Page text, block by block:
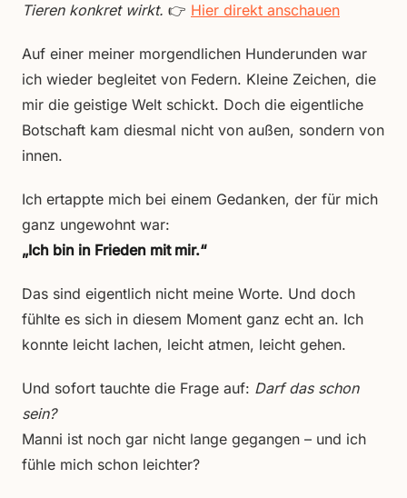
Tieren konkret wirkt. 👉 Hier direkt anschauen
Auf einer meiner morgendlichen Hunderunden war
ich wieder begleitet von Federn. Kleine Zeichen, die
mir die geistige Welt schickt. Doch die eigentliche
Botschaft kam diesmal nicht von außen, sondern von
innen.
Ich ertappte mich bei einem Gedanken, der für mich
ganz ungewohnt war:
„Ich bin in Frieden mit mir.“
Das sind eigentlich nicht meine Worte. Und doch
fühlte es sich in diesem Moment ganz echt an. Ich
konnte leicht lachen, leicht atmen, leicht gehen.
Und sofort tauchte die Frage auf: Darf das schon
sein?
Manni ist noch gar nicht lange gegangen – und ich
fühle mich schon leichter?